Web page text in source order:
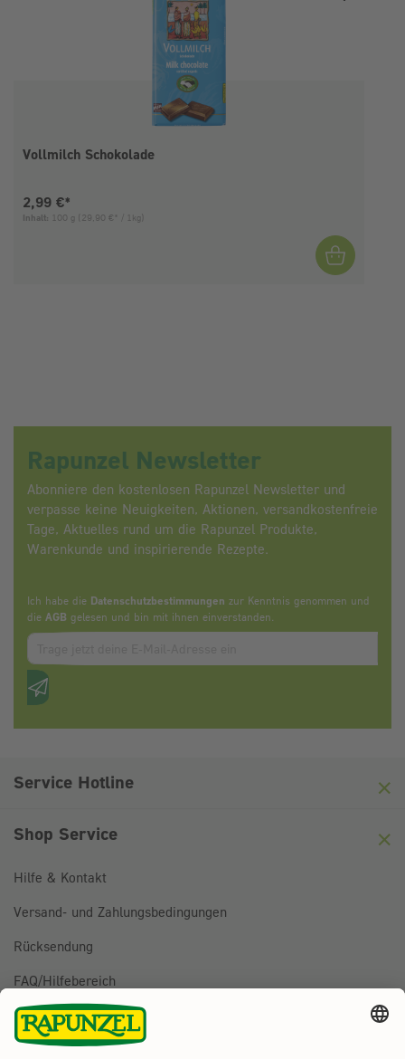
Vollmilch Schokolade
Aktueller Preis:
2,99 €*
Inhalt: 100 g (29,90 €* / 1kg)
Rapunzel Newsletter
Abonniere den kostenlosen Rapunzel Newsletter und
verpasse keine Neuigkeiten, Aktionen, versandkostenfreie
Tage, Aktuelles rund um die Rapunzel Produkte,
Warenkunde und inspirierende Rezepte.
Ich habe die Datenschutzbestimmungen zur Kenntnis genommen und
die AGB gelesen und bin mit ihnen einverstanden.
Zum abbonieren des Newsletters, bitte E-Mail Adresse
Anti-Roboter-Verifizierung
Service Hotline
Shop Service
Hilfe & Kontakt
Versand- und Zahlungsbedingungen
Rücksendung
FAQ/Hilfebereich
BESTELLUNG WIDERRUFEN